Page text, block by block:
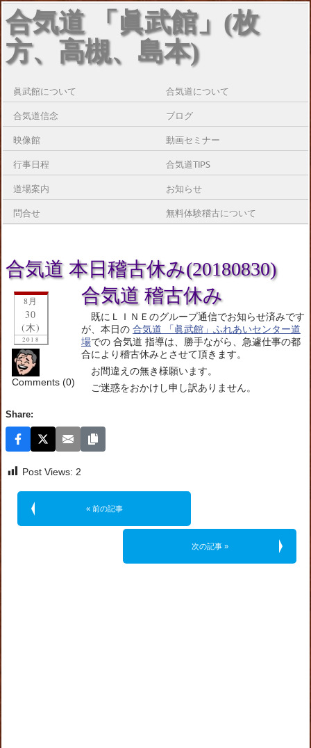
合気道 「眞武館」(枚
方、高槻、島本)
眞武館について 合気道について
合気道信念 ブログ
映像館 動画セミナー
行事日程 合気道TIPS
道場案内 お知らせ
問合せ 無料体験稽古について
合気道 本日稽古休み(20180830)
8月
30
(木)
2018
Comments (0)
合気道 稽古休み
既にＬＩＮＥのグループ通信でお知らせ済みです
が、本日の 合気道 「眞武館」ふれあいセンター道
場での 合気道 指導は、勝手ながら、急遽仕事の都
合により稽古休みとさせて頂きます。
お間違えの無き様願います。
ご迷惑をおかけし申し訳ありません。
Share:
Post Views: 2
« 前の記事
次の記事 »